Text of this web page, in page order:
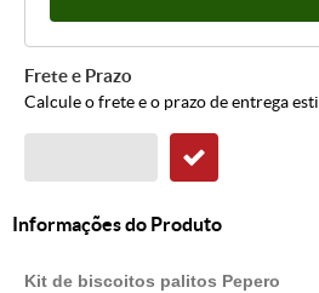
Frete e Prazo
Calcule o frete e o prazo de entrega
Informações do Produto
Kit de biscoitos palitos Pepero